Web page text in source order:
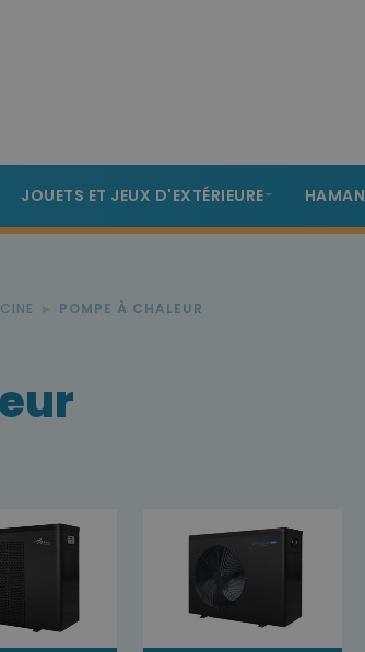
JOUETS ET JEUX D'EXTÉRIEURE HAMAN
POMPE À CHALEUR